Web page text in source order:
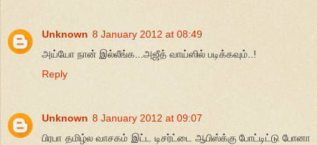
Unknown 8 January 2012 at 08:49
அய்யோ நான் இல்லீங்க...அஜீத் வாய்ஸில் படிக்கவும்..!
Reply
Unknown 8 January 2012 at 09:07
பிரபா தமிழ்ல வாசகம் இட்ட டிசர்ட்டை ஆபிஸ்க்கு போட்டிட்டு போனா